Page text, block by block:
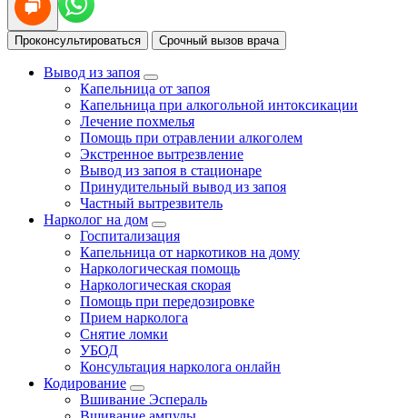
Проконсультироваться Срочный вызов врача
Вывод из запоя
Капельница от запоя
Капельница при алкогольной интоксикации
Лечение похмелья
Помощь при отравлении алкоголем
Экстренное вытрезвление
Вывод из запоя в стационаре
Принудительный вывод из запоя
Частный вытрезвитель
Нарколог на дом
Госпитализация
Капельница от наркотиков на дому
Наркологическая помощь
Наркологическая скорая
Помощь при передозировке
Прием нарколога
Снятие ломки
УБОД
Консультация нарколога онлайн
Кодирование
Вшивание Эспераль